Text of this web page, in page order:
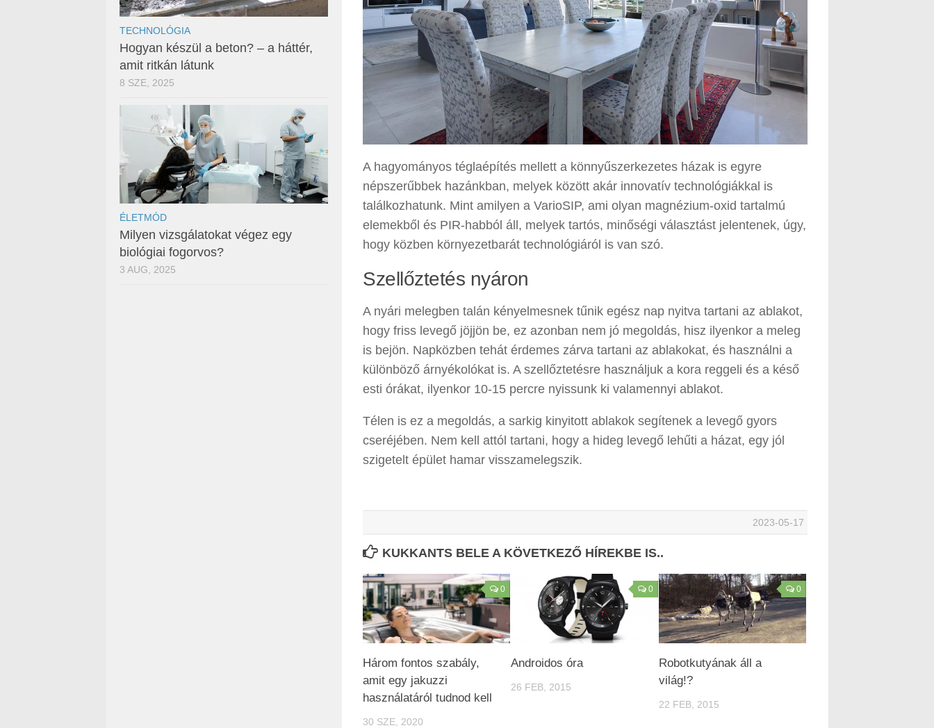
A hagyományos téglaépítés mellett a könnyűszerkezetes házak is egyre
népszerűbbek hazánkban, melyek között akár innovatív technológiákkal is
találkozhatunk. Mint amilyen a VarioSIP, ami olyan magnézium-oxid tartalmú
elemekből és PIR-habból áll, melyek tartós, minőségi választást jelentenek, úgy,
hogy közben környezetbarát technológiáról is van szó.
Szellőztetés nyáron
A nyári melegben talán kényelmesnek tűnik egész nap nyitva tartani az ablakot,
hogy friss levegő jöjjön be, ez azonban nem jó megoldás, hisz ilyenkor a meleg
is bejön. Napközben tehát érdemes zárva tartani az ablakokat, és használni a
különböző árnyékolókat is. A szellőztetésre használjuk a kora reggeli és a késő
esti órákat, ilyenkor 10-15 percre nyissunk ki valamennyi ablakot.
Télen is ez a megoldás, a sarkig kinyitott ablakok segítenek a levegő gyors
cseréjében. Nem kell attól tartani, hogy a hideg levegő lehűti a házat, egy jól
szigetelt épület hamar visszamelegszik.
2023-05-17
KUKKANTS BELE A KÖVETKEZŐ HÍREKBE IS..
0
Három fontos szabály,
amit egy jakuzzi
használatáról tudnod kell
30 SZE, 2020
0
Androidos óra
26 FEB, 2015
0
Robotkutyának áll a
világ!?
22 FEB, 2015
TECHNOLÓGIA
Hogyan készül a beton? – a háttér,
amit ritkán látunk
8 SZE, 2025
ÉLETMÓD
Milyen vizsgálatokat végez egy
biológiai fogorvos?
3 AUG, 2025